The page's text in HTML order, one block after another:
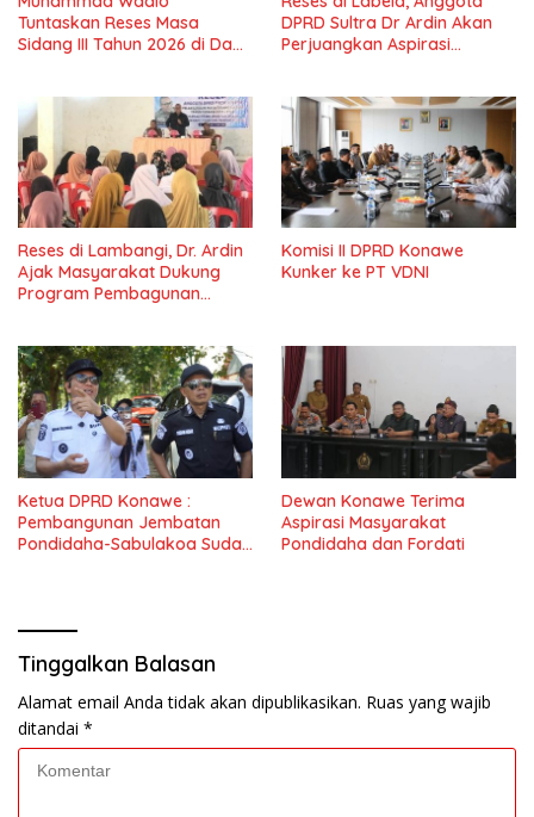
Tuntaskan Reses Masa
Sidang III Tahun 2026 di Dapil
DPRD Sultra Dr Ardin Akan
Perjuangkan Aspirasi
Reses di Lambangi, Dr. Ardin
Ajak Masyarakat Dukung
Program Pembagunan
Komisi II DPRD Konawe
Kunker ke PT VDNI
Ketua DPRD Konawe :
Pembangunan Jembatan
Pondidaha-Sabulakoa Sudah
Dewan Konawe Terima
Aspirasi Masyarakat
Pondidaha dan Fordati
Tinggalkan Balasan
Alamat email Anda tidak akan dipublikasikan. Ruas yang wajib
ditandai *